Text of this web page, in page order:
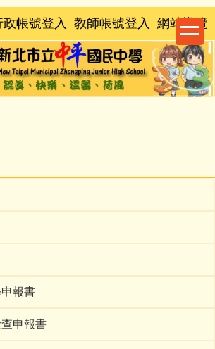
政帳號登入 教師帳號登入 網站導覽
報書
申報書